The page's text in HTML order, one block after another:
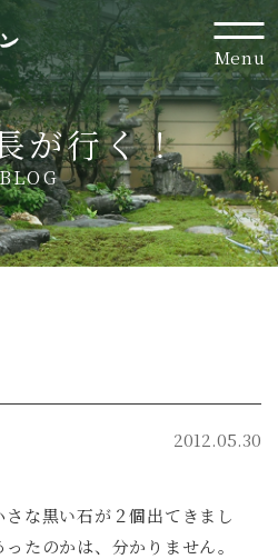
Menu
が行く！
BLOG
2012.05.30
な黒い石が２個出てきまし
たのかは、分かりません。